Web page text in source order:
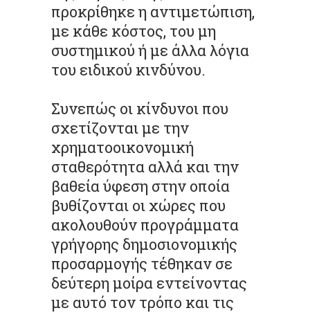
προκρίθηκε η αντιμετώπιση,
με κάθε κόστος, του μη
συστημικού ή με άλλα λόγια
του ειδικού κινδύνου.
Συνεπώς οι κίνδυνοι που
σχετίζονται με την
χρηματοοικονομική
σταθερότητα αλλά και την
βαθεία ύφεση στην οποία
βυθίζονται οι χώρες που
ακολουθούν προγράμματα
γρήγορης δημοσιονομικής
προσαρμογής τέθηκαν σε
δεύτερη μοίρα εντείνοντας
με αυτό τον τρόπο και τις